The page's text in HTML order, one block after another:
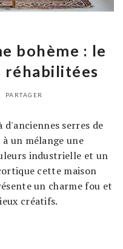
bohème : le
réhabilitées
PARTAGER
serres de
un mélange une
industrielle et un
cette maison
un charme fou et
créatifs.